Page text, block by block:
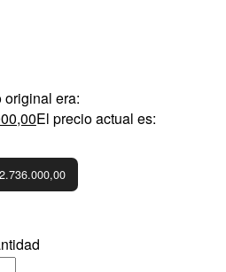
original era:
El precio actual es: